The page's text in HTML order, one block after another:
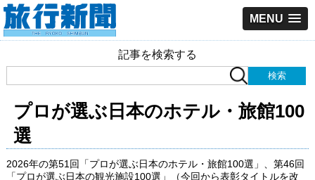
MENU
記事を検索する
プロが選ぶ日本のホテル・旅館100
選
2026年の第51回「プロが選ぶ日本のホテル・旅館100選」、第46回
「プロが選ぶ日本の観光施設100選」（今回から表彰タイトルを改